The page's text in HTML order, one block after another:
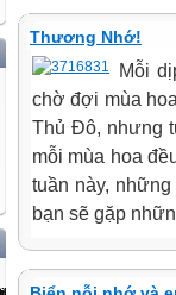
Thương Nhớ!
Mỗi
chờ đợi mùa
Thủ Đô, nhưng
mỗi mùa hoa
tuần này,
bạn sẽ gặp